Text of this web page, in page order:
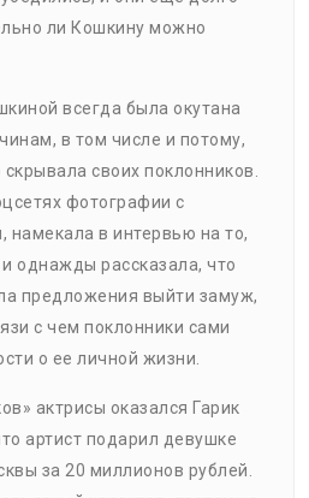
ли Кошкину можно
всегда была окутана
в том числе и потому,
своих поклонников.
фотографии с
намекала в интервью на то,
однажды рассказала, что
предложения выйти замуж,
с чем поклонники сами
о ее личной жизни.
актрисы оказался Гарик
артист подарил девушке
за 20 миллионов рублей.